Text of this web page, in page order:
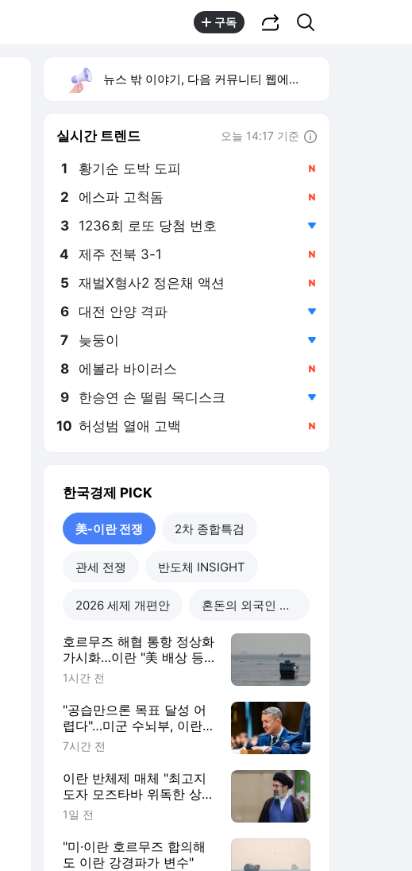
구독
뉴스 밖 이야기, 다음 커뮤니티 웹에서 보기
실시간 트렌드 오늘 14:17 기준
1 황기순 도박 도피
2 에스파 고척돔
3 1236회 로또 당첨 번호
4 제주 전북 3-1
5 재벌X형사2 정은채 액션
6 대전 안양 격파
7 늦둥이
8 에볼라 바이러스
9 한승연 손 떨림 목디스크
10 허성범 열애 고백
한국경제 PICK
美-이란 전쟁 2차 종합특검
관세 전쟁 반도체 INSIGHT
2026 세제 개편안 혼돈의 외국인 고용시장
호르무즈 해협 통항 정상화
가시화…이란 "美 배상 등
조건 충족돼야"
1시간 전
"공습만으론 목표 달성 어
렵다"…미군 수뇌부, 이란전
출구전략 모색
7시간 전
이란 반체제 매체 "최고지
도자 모즈타바 위독한 상
태"
1일 전
"미·이란 호르무즈 합의해
도 이란 강경파가 변수"